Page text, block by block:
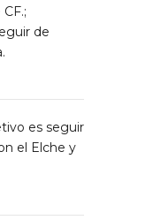
de
es seguir
el Elche y